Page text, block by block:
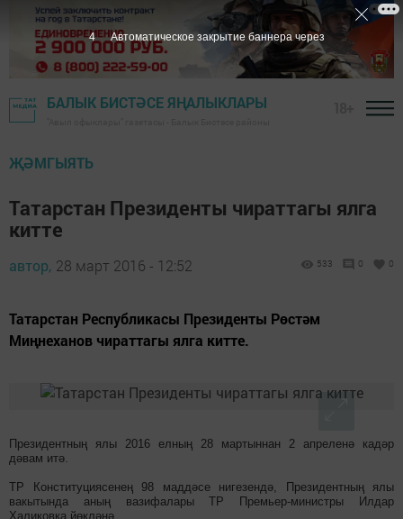
БАЛЫК БИСТӘСЕ ЯҢАЛЫКЛАРЫ
ҖӘМГЫЯТЬ
Татарстан Президенты чираттагы ялга
китте
автор, 28 март 2016 - 12:52 533 0 0
Татарстан Республикасы Президенты Рөстәм
Миңнеханов чираттагы ялга китте.
Президентның ялы 2016 елның 28 мартыннан 2 апреленә кадәр
дәвам итә.
ТР Конституциясенең 98 маддәсе нигезендә, Президентның ялы
вакытында аның вазифалары ТР Премьер-министры Илдар
Халиковка йөкләнә.
3 Автоматическое закрытие баннера через